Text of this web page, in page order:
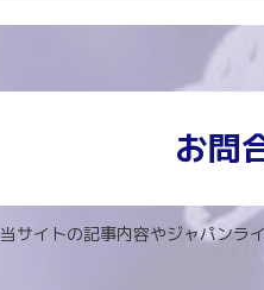
お問
当サイトの記事内容やジャパンラ